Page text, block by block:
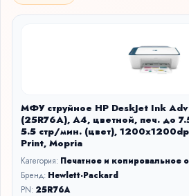
МФУ струйное HP DeskJet Ink
(25R76A), A4, цветной, печ. до
5.5 стр/мин. (цвет),
Print, Mopria
Категория: Печатное и копировальное
Бренд: Hewlett-Packard
PN: 25R76A